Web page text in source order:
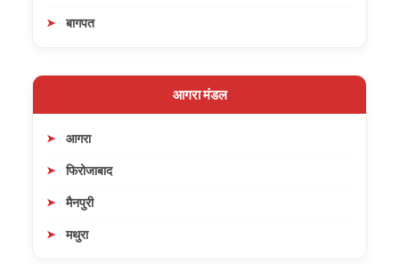
बागपत
आगरा मंडल
आगरा
फिरोजाबाद
मैनपुरी
मथुरा